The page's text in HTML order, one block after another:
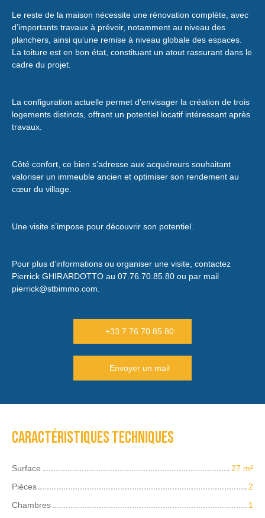
Le reste de la maison nécessite une rénovation complète, avec
d’importants travaux à prévoir, notamment au niveau des
planchers, ainsi qu’une remise à niveau globale des espaces.
La toiture est en bon état, constituant un atout rassurant dans le
cadre du projet.
La configuration actuelle permet d’envisager la création de trois
logements distincts, offrant un potentiel locatif intéressant après
travaux.
Côté confort, ce bien s’adresse aux acquéreurs souhaitant
valoriser un immeuble ancien et optimiser son rendement au
cœur du village.
Une visite s’impose pour découvrir son potentiel.
Pour plus d’informations ou organiser une visite, contactez
Pierrick GHIRARDOTTO au 07.76.70.85.80 ou par mail
pierrick@stbimmo.com.
+33 7 76 70 85 80
Envoyer un mail
Caractéristiques techniques
Surface 27 m²
Pièces
2
Chambres
1